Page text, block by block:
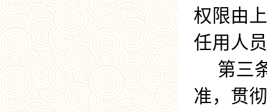
权限由
任用人
第三
准，贯